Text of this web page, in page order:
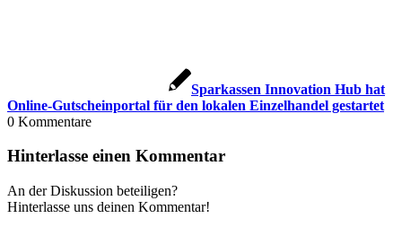
Sparkassen Innovation Hub hat
Online-Gutscheinportal für den lokalen Einzelhandel gestartet
0 Kommentare
Hinterlasse einen Kommentar
An der Diskussion beteiligen?
Hinterlasse uns deinen Kommentar!